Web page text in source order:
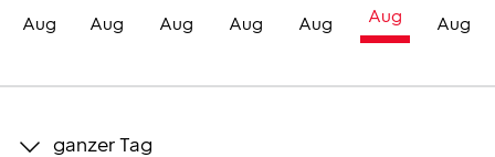
Trailer
Bilder
Aug Aug Aug Aug Aug Aug Aug
ganzer Tag